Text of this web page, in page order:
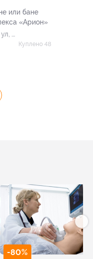
или бане
«Арион»
д.
Куплено 48
-80%